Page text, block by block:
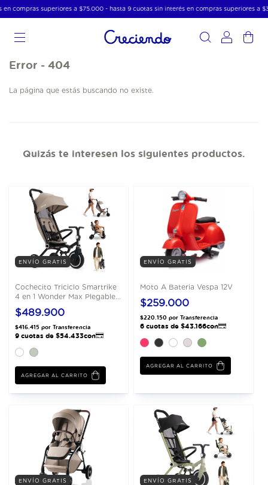
superiores a $75.000 - hasta 9 cuotas sin interés en compras superiores a
Error - 404
La página que estás buscando no existe.
Quizás te interesen los siguientes productos.
ENVÍO GRATIS
Cochecito Triciclo Smartrike
4 en 1 Wonder Max Plegable
Compacto
$489.900
AGREGAR AL CARRITO
ENVÍO GRATIS
Moto A Bateria Vespa 12V
$259.000
AGREGAR AL CARRITO
ENVÍO GRATIS ENVÍO GRATIS